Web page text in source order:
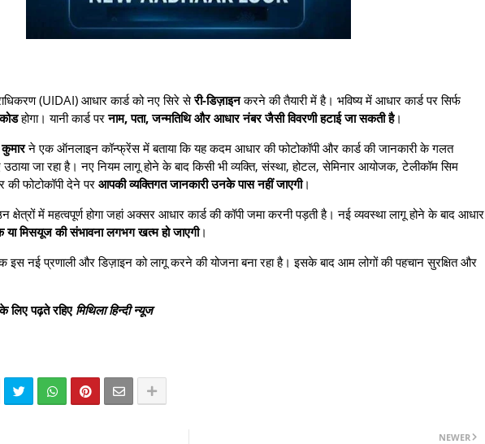
(UIDAI) आधार कार्ड को नए सिरे सेरी-डिज़ाइनकरने की तैयारी में है। भविष्य में आधार कार्ड पर सिर्फ
होगा। यानी कार्ड परनाम, पता, जन्मतिथि और आधार नंबर जैसी विवरणी हटाई जा सकती है।
ने एक ऑनलाइन कॉन्फ्रेंस में बताया कि यह कदम आधार की फोटोकॉपी और कार्ड की जानकारी के गलत
जा रहा है। नए नियम लागू होने के बाद किसी भी व्यक्ति, संस्था, होटल, सेमिनार आयोजक, टेलीकॉम सिम
की फोटोकॉपी देने पर आपकी व्यक्तिगत जानकारी उनके पास नहीं जाएगी।
क्षेत्रों में महत्वपूर्ण होगा जहां अक्सर आधार कार्ड की कॉपी जमा करनी पड़ती है। नई व्यवस्था लागू होने के बाद आधार
या मिसयूज की संभावना लगभग खत्म हो जाएगी।
इस नई प्रणाली और डिज़ाइन को लागू करने की योजना बना रहा है। इसके बाद आम लोगों की पहचान सुरक्षित और
लिए पढ़ते रहिएमिथिला हिन्दी न्यूज
NEWER